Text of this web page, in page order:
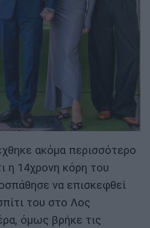
ακόμα περισσότερο
η 14χρονη κόρη του
να επισκεφθεί
του στο Λος
όμως βρήκε τις